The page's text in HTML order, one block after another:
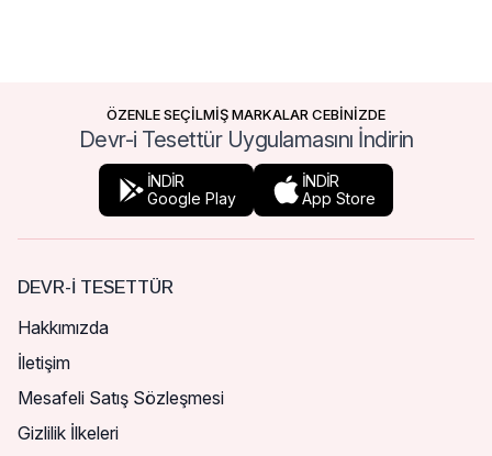
ÖZENLE SEÇİLMİŞ MARKALAR CEBİNİZDE
Devr-i Tesettür Uygulamasını İndirin
İNDİR
Google Play
İNDİR
App Store
DEVR-I TESETTÜR
Hakkımızda
İletişim
Mesafeli Satış Sözleşmesi
Gizlilik İlkeleri